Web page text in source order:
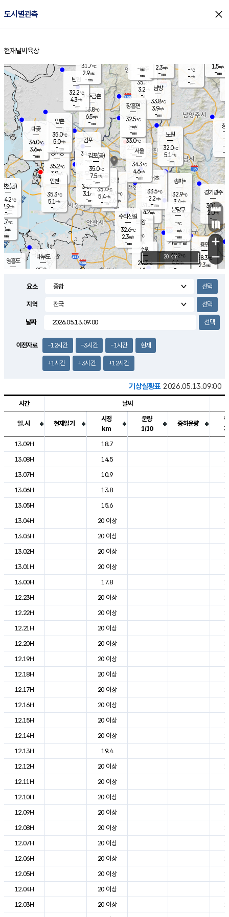
도시별관측 close
홈
현재날씨 육상
의도
℃
m/s
mm
영흥도
양주
35.2℃
3.2
-mm
과천
31.3℃
4.2m/s
- mm
용인
28.3℃
2.3m/s
경기광주
30.1℃
2.0m/s
-mm
5.5m/s
대부도
25.0
경서동
35.2℃
3.9m/s
-mm
파주금촌
33.8℃
6.5m/s
-mm
-℃
-m/s
-mm
대곶
34.0℃
3.6m/s
-mm
창
-
-m/
-
탄현
32.2℃
4.3m/s
-mm
1.5m/s
-mm
의왕
- ℃
m/s
mm
김포
34.6℃
-m/s
mm
광명
34.9 ℃
2.6 m/s
-mm
부천
34.9℃
3.1 m/s
-mm
양촌
35.0℃
5.0m/s
-mm
구로
35.4℃
5.4m/s
-mm
은평
33.0℃
2.5 m/s
- mm
노원
32.0℃
5.1 m/s
-mm
송파*
32.9℃
3.4m/s
-mm
서초
33.5℃
2.2m/s
-mm
남방
33.8℃
3.9m/s
-mm
기흥구갈
30.2℃
4.4m/s
-
수리산길
32.6℃
2.3m/s
-mm
분당구
-℃
-m/s
-mm
장흥면
32.5℃
-m/s
-mm
-m/s
-mm
인천(공)
34.2℃
7.9m/s
-mm
김포(공)
35.0℃
7.5m/s
-mm
수원
29.3℃
6.1 m/s
인천
35.3℃
5.1 m/s
-mm
서울
34.3℃
4.6m/s
-mm
31.7℃
2.9m/s
-mm
2.3m/s
-mm
+
−
20 km
요소
지역
날짜
이전자료 -12시간 -3시간 -1시간 현재
+1시간 +3시간 +12시간
기상실황표 2026.05.13.09:00
도시별 기상실황표로 지점, 날씨, 기온, 강수, 바람, 기압등을 안내한 표입
시간 날씨
일.시 현재일기
시정
km
운량
1/10
중하운량
13.09H
18.7
13.08H
14.5
13.07H
10.9
13.06H
13.8
13.05H
15.6
13.04H
20 이상
13.03H
20 이상
13.02H
20 이상
13.01H
20 이상
13.00H
17.8
12.23H
20 이상
12.22H
20 이상
12.21H
20 이상
12.20H
20 이상
12.19H
20 이상
12.18H
20 이상
12.17H
20 이상
12.16H
20 이상
12.15H
20 이상
12.14H
20 이상
12.13H
19.4
12.12H
20 이상
12.11H
20 이상
12.10H
20 이상
12.09H
20 이상
12.08H
20 이상
12.07H
20 이상
12.06H
20 이상
12.05H
20 이상
12.04H
20 이상
12.03H
20 이상